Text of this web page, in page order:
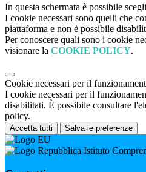
In questa schermata è possibile
I cookie necessari sono quelli che
piattaforma e non è possibile
Per conoscere quali sono i cookie
visionare la COOKIE POLICY.
Cookie necessari per il
I cookie necessari per il
disabilitati. È possibile consultare
policy.
Accetta tutti Salva le preferenze
Istituto